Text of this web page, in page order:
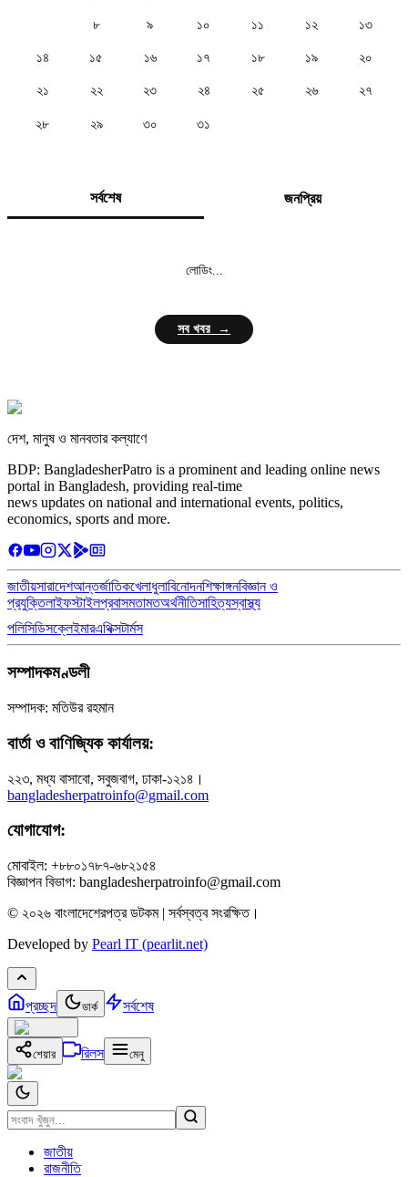
৮ ৯ ১০ ১১ ১২ ১৩
১৪ ১৫ ১৬ ১৭ ১৮ ১৯ ২০
২১ ২২ ২৩ ২৪ ২৫ ২৬ ২৭
২৮ ২৯ ৩০ ৩১
সর্বশেষ জনপ্রিয়
লোডিং...
সব খবর →
দেশ, মানুষ ও মানবতার কল্যাণে
BDP: BangladesherPatro is a prominent and leading online news
portal in Bangladesh, providing real-time
news updates on national and international events, politics,
economics, sports and more.
জাতীয়সারাদেশআন্তর্জাতিকখেলাধুলাবিনোদনশিক্ষাঙ্গনবিজ্ঞান ও
প্রযুক্তিলাইফস্টাইলপ্রবাসমতামতঅর্থনীতিসাহিত্যস্বাস্থ্য
পলিসিডিসক্লেইমারএথিক্সটার্মস
সম্পাদকমণ্ডলী
সম্পাদক: মতিউর রহমান
বার্তা ও বাণিজ্যিক কার্যালয়:
২২৩, মধ্য বাসাবো, সবুজবাগ, ঢাকা-১২১৪।
bangladesherpatroinfo@gmail.com
যোগাযোগ:
মোবাইল: +৮৮০১৭৮৭-৬৮২১৫৪
বিজ্ঞাপন বিভাগ: bangladesherpatroinfo@gmail.com
© ২০২৬ বাংলাদেশেরপত্র ডটকম | সর্বস্বত্ব সংরক্ষিত।
Developed by Pearl IT (pearlit.net)
প্রচ্ছদ ডার্ক সর্বশেষ
শেয়ার রিলস মেনু
জাতীয়
রাজনীতি